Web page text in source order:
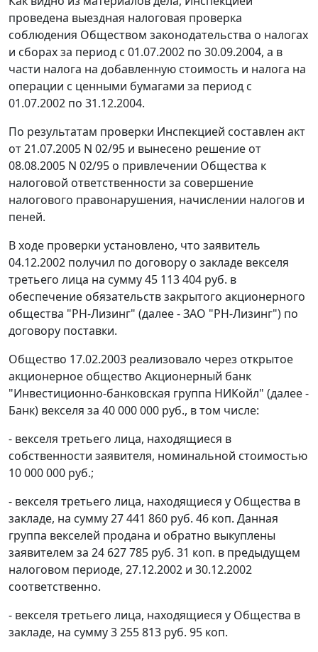
проведена выездная налоговая проверка
соблюдения Обществом законодательства о налогах
и сборах за период с 01.07.2002 по 30.09.2004, а в
части налога на добавленную стоимость и налога на
операции с ценными бумагами за период с
01.07.2002 по 31.12.2004.
По результатам проверки Инспекцией составлен акт
от 21.07.2005 N 02/95 и вынесено решение от
08.08.2005 N 02/95 о привлечении Общества к
налоговой ответственности за совершение
налогового правонарушения, начислении налогов и
пеней.
В ходе проверки установлено, что заявитель
04.12.2002 получил по договору о закладе векселя
третьего лица на сумму 45 113 404 руб. в
обеспечение обязательств закрытого акционерного
общества "РН-Лизинг" (далее - ЗАО "РН-Лизинг") по
договору поставки.
Общество 17.02.2003 реализовало через открытое
акционерное общество Акционерный банк
"Инвестиционно-банковская группа НИКойл" (далее -
Банк) векселя за 40 000 000 руб., в том числе:
- векселя третьего лица, находящиеся в
собственности заявителя, номинальной стоимостью
10 000 000 руб.;
- векселя третьего лица, находящиеся у Общества в
закладе, на сумму 27 441 860 руб. 46 коп. Данная
группа векселей продана и обратно выкуплены
заявителем за 24 627 785 руб. 31 коп. в предыдущем
налоговом периоде, 27.12.2002 и 30.12.2002
соответственно.
- векселя третьего лица, находящиеся у Общества в
закладе, на сумму 3 255 813 руб. 95 коп.